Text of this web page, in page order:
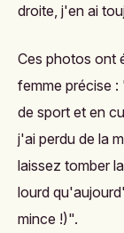
droite, j'en ai
Ces photos ont
femme précise :
de sport et en
j'ai perdu de la
laissez tomber
lourd
mince !)".